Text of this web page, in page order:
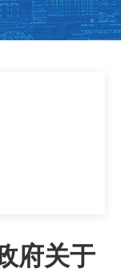
府关于